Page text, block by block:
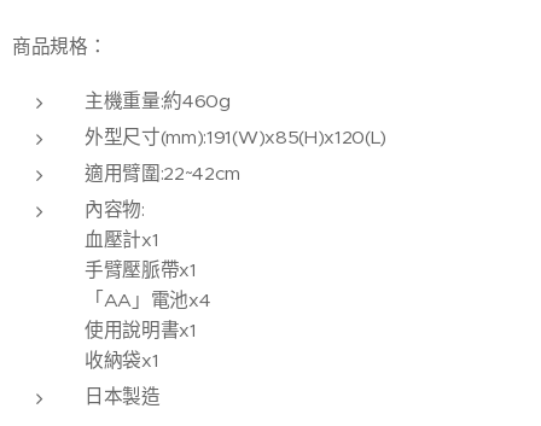
商品規格：
主機重量:約460g
外型尺寸(mm):191(W)x85(H)x120(L)
適用臂圍:22~42cm
內容物:
血壓計x1
手臂壓脈帶x1
「AA」電池x4
使用說明書x1
收納袋x1
日本製造